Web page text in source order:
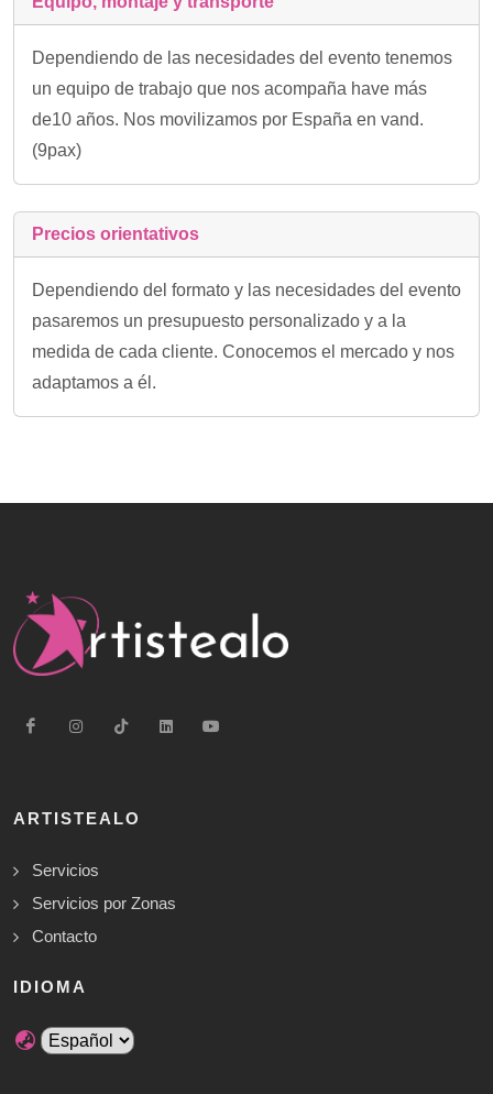
Dependiendo de las necesidades del evento tenemos
un equipo de trabajo que nos acompaña have más
de10 años. Nos movilizamos por España en vand.
(9pax)
Precios orientativos
Dependiendo del formato y las necesidades del evento
pasaremos un presupuesto personalizado y a la
medida de cada cliente. Conocemos el mercado y nos
adaptamos a él.
ARTISTEALO
Servicios
Servicios por Zonas
Contacto
IDIOMA